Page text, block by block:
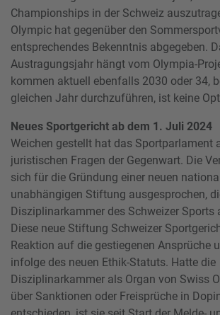
Championships in der Schweiz
Olympic hat gegenüber den
entsprechendes Bekenntnis abgegeben.
Austragungsjahr hängt vom Olympia-
kommen aktuell ebenfalls 2030 oder 34,
gleichen Jahr durchzuführen, ist keine
Neues Sportgericht ab dem 1. Juli 2024
Weichen gestellt hat das Sportparlament
juristischen Fragen der Gegenwart. Die
sich für die Gründung einer neuen
unabhängigen Stiftung ausgesprochen,
Disziplinarkammer des Schweizer Sports
Diese neue Stiftung Schweizer
Reaktion auf die gestiegenen Ansprüche
infolge des neuen Ethik-Statuts. Hatte die
Disziplinarkammer als Organ von Swiss
über Sanktionen oder Freisprüche in